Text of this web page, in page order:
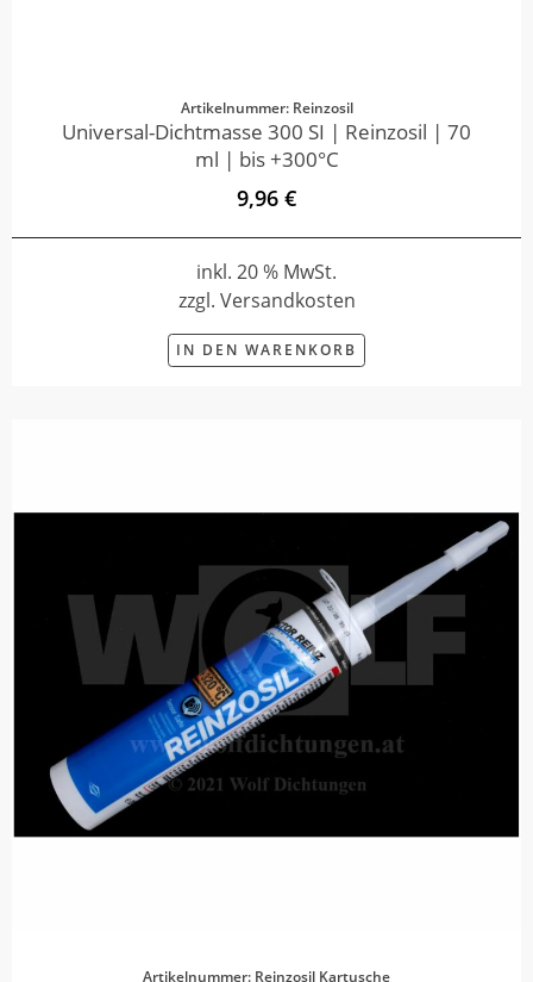
Artikelnummer: Reinzosil
Universal-Dichtmasse 300 SI | Reinzosil | 70
ml | bis +300°C
9,96 €
inkl. 20 % MwSt.
zzgl. Versandkosten
IN DEN WARENKORB
Artikelnummer: Reinzosil Kartusche